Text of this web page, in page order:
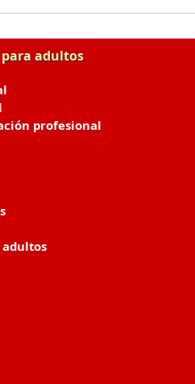
adultos
profesional
adultos